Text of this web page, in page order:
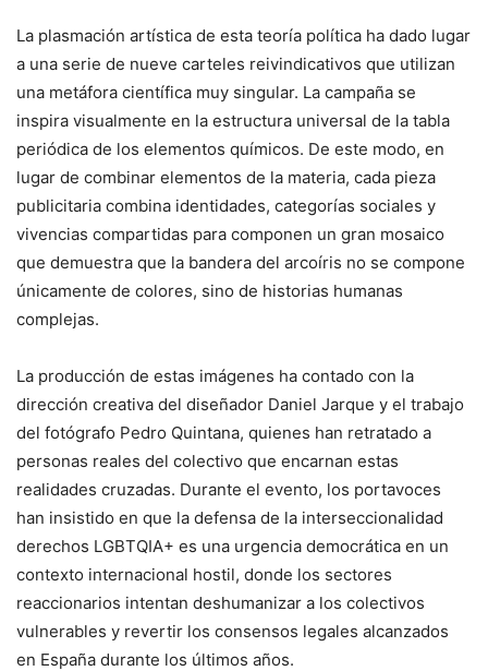
La plasmación artística de esta teoría política ha dado lugar
a una serie de nueve carteles reivindicativos que utilizan
una metáfora científica muy singular. La campaña se
inspira visualmente en la estructura universal de la tabla
periódica de los elementos químicos. De este modo, en
lugar de combinar elementos de la materia, cada pieza
publicitaria combina identidades, categorías sociales y
vivencias compartidas para componen un gran mosaico
que demuestra que la bandera del arcoíris no se compone
únicamente de colores, sino de historias humanas
complejas.
La producción de estas imágenes ha contado con la
dirección creativa del diseñador Daniel Jarque y el trabajo
del fotógrafo Pedro Quintana, quienes han retratado a
personas reales del colectivo que encarnan estas
realidades cruzadas. Durante el evento, los portavoces
han insistido en que la defensa de la interseccionalidad
derechos LGBTQIA+ es una urgencia democrática en un
contexto internacional hostil, donde los sectores
reaccionarios intentan deshumanizar a los colectivos
vulnerables y revertir los consensos legales alcanzados
en España durante los últimos años.